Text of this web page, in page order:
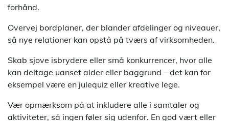
forhånd.
Overvej bordplaner, der blander afdelinger og niveauer,
så nye relationer kan opstå på tværs af virksomheden.
Skab sjove isbrydere eller små konkurrencer, hvor alle
kan deltage uanset alder eller baggrund – det kan for
eksempel være en julequiz eller kreative lege.
Vær opmærksom på at inkludere alle i samtaler og
aktiviteter, så ingen føler sig udenfor. En god vært eller